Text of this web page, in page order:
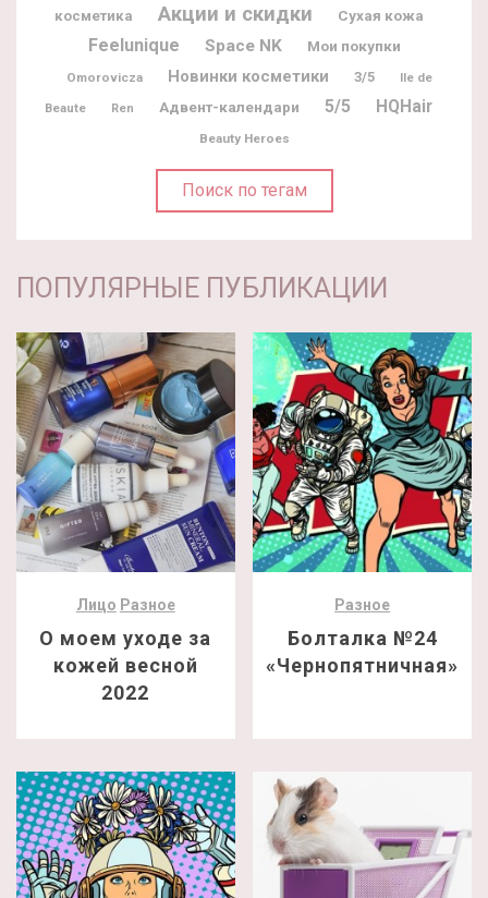
косметика
Акции и скидки Сухая кожа
Feelunique Space NK Мои покупки
Omorovicza Новинки косметики 3/5
Ile de
Beaute
Ren Адвент-календари 5/5 HQHair
Beauty Heroes
Поиск по тегам
ПОПУЛЯРНЫЕ ПУБЛИКАЦИИ
Лицо Разное
О моем уходе за
кожей весной
2022
Разное
Болталка №24
«Чернопятничная»